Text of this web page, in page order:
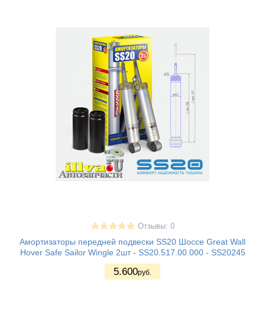
Отзывы: 0
Амортизаторы передней подвески SS20 Шоссе Great Wall
Hover Safe Sailor Wingle 2шт - SS20.517.00.000 - SS20245
5.600руб.